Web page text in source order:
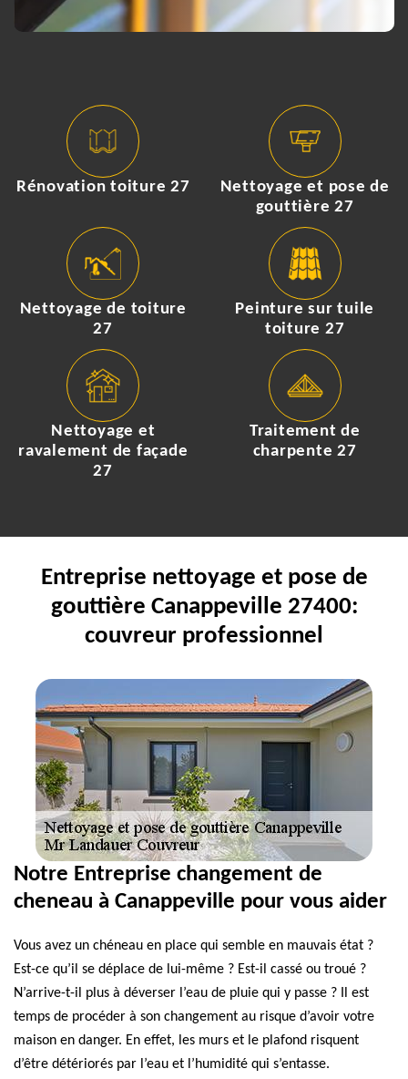
Rénovation toiture 27
Nettoyage et pose de
gouttière 27
Nettoyage de toiture
27
Peinture sur tuile
toiture 27
Nettoyage et
ravalement de façade
27
Traitement de
charpente 27
Entreprise nettoyage et pose de
gouttière Canappeville 27400:
couvreur professionnel
Notre Entreprise changement de
cheneau à Canappeville pour vous aider
Vous avez un chéneau en place qui semble en mauvais état ?
Est-ce qu’il se déplace de lui-même ? Est-il cassé ou troué ?
N’arrive-t-il plus à déverser l’eau de pluie qui y passe ? Il est
temps de procéder à son changement au risque d’avoir votre
maison en danger. En effet, les murs et le plafond risquent
d’être détériorés par l’eau et l’humidité qui s’entasse.